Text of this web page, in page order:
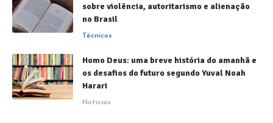
sobre violência, autoritarismo e alienação
no Brasil
Técnicos
Homo Deus: uma breve história do amanhã e
os desafios do futuro segundo Yuval Noah
Harari
Notícias